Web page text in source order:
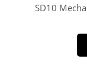
SD10